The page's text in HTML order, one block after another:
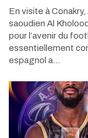
En visite à
saoudien Al
pour l’avenir du
essentiellement
espagnol a…